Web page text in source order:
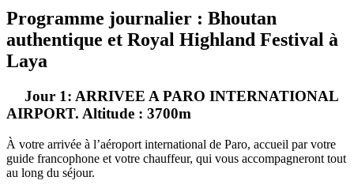
Programme journalier : Bhoutan
authentique et Royal Highland Festival à
Laya
Jour 1: ARRIVEE A PARO INTERNATIONAL
AIRPORT. Altitude : 3700m
À votre arrivée à l’aéroport international de Paro, accueil par votre
guide francophone et votre chauffeur, qui vous accompagneront tout
au long du séjour.